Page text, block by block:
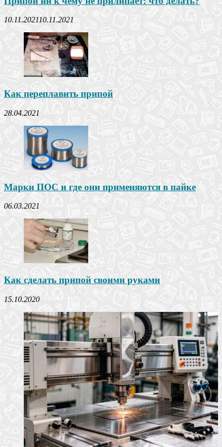
10.11.202110.11.2021
Как переплавить припой
28.04.2021
Марки ПОС и где они применяются в пайке
06.03.2021
Как сделать припой своими руками
15.10.2020